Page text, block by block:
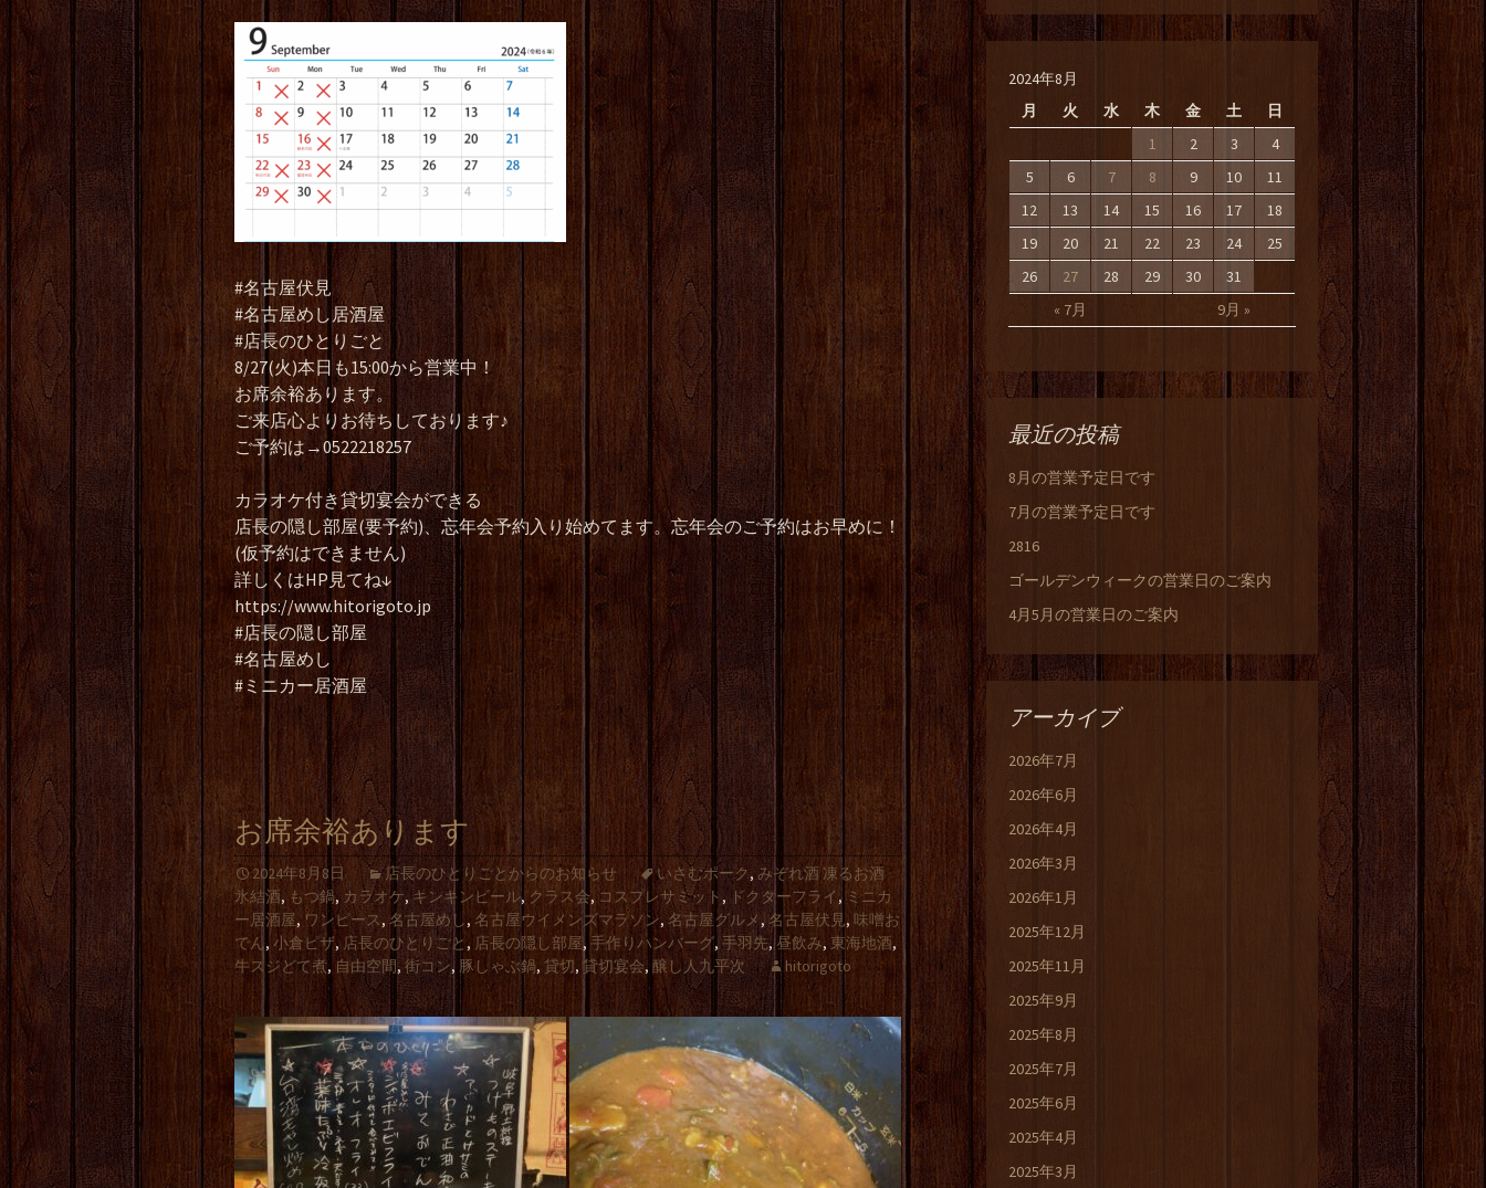
#名古屋伏見
#名古屋めし居酒屋
#店長のひとりごと
8/27(火)本日も15:00から営業中！
お席余裕あります。
ご来店心よりお待ちしております♪
ご予約は→0522218257
カラオケ付き貸切宴会ができる
店長の隠し部屋(要予約)、忘年会予約入り始めてます。忘年会のご予約はお早めに！
(仮予約はできません)
詳しくはHP見てね↓
https://www.hitorigoto.jp
#店長の隠し部屋
#名古屋めし
#ミニカー居酒屋
お席余裕あります
2024年8月8日 店長のひとりごとからのお知らせ いさむポーク, みぞれ酒 凍るお酒
氷結酒, もつ鍋,カラオケ, キンキンビール, クラス会, コスプレサミット , ドクターフライ,ミニカ
ー居酒屋, ワンピース, 名古屋めし,名古屋ウイメンズマラソン,名古屋グルメ, 名古屋伏見, 味噌お
でん, 小倉ピザ,店長のひとりごと , 店長の隠し部屋, 手作りハンバーグ,手羽先,昼飲み, 東海地酒,
牛スジどて煮, 自由空間,街コン, 豚しゃぶ鍋, 貸切, 貸切宴会, 醸し人九平次 hitorigoto
2024年8月
月
火 水 木 金 土 日
« 7月 9月 »
1 2 3
4
5
6 7 8 9 10
11
12
13 14 15 16 17
18
19
20 21 22 23 24
25
26
27 28 29 30 31
最近の投稿
8月の営業予定日です
7月の営業予定日です
2816
ゴールデンウィークの営業日のご案内
4月5月の営業日のご案内
アーカイブ
2026年7月
2026年6月
2026年4月
2026年3月
2026年1月
2025年12月
2025年11月
2025年9月
2025年8月
2025年7月
2025年6月
2025年4月
2025年3月